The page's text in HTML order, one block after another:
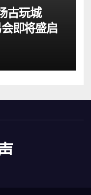
古玩城
即将盛启